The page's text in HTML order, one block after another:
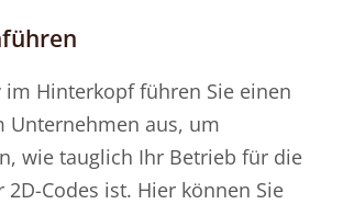
Hinterkopf führen Sie einen
Unternehmen aus, um
wie tauglich Ihr Betrieb für die
Codes ist. Hier können Sie